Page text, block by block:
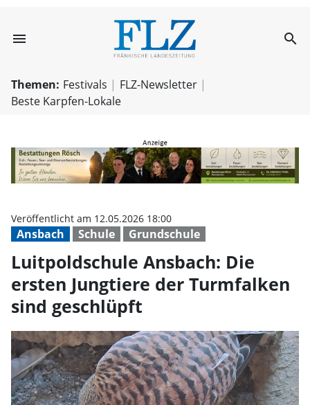
menu Luitpoldschulesearch
Themen: Festivals
FLZ-Newsletter
Beste Karpfen-Lokale
Ansbach Schule Grundschule
Veröffentlicht am 12.05.2026 18:00
Luitpoldschule Ansbach: Die
ersten Jungtiere der Turmfalken
sind geschlüpft